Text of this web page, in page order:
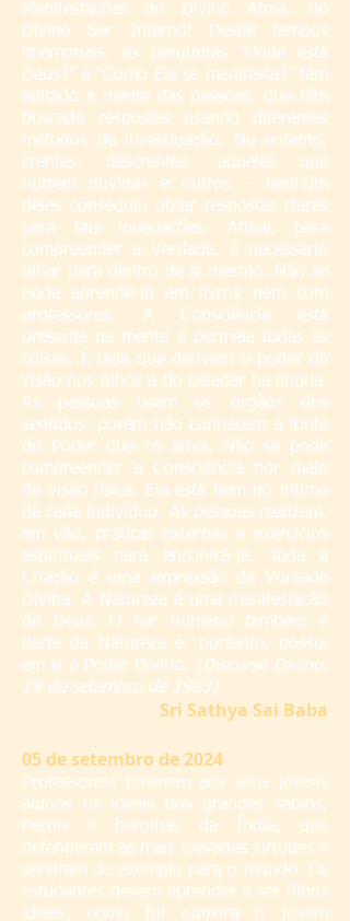
Manifestações do Divino Atma, do
Divino Ser Interno! Desde tempos
imemoriais, as perguntas “Onde está
Deus?” e “Como Ele se manifesta?” têm
agitado a mente das pessoas, que têm
buscado respostas usando diferentes
métodos de investigação. No entanto,
crentes, descrentes, aqueles que
nutrem dúvidas e outros – nenhum
deles conseguiu obter respostas claras
para tais indagações. Afinal, para
compreender a Verdade, é necessário
olhar para dentro de si mesmo. Não se
pode aprendê-la em livros nem com
professores. A Consciência está
presente na mente e permeia todas as
coisas. É dela que derivam o poder da
visão nos olhos e do paladar na língua.
As pessoas usam os órgãos dos
sentidos, porém não conhecem a fonte
do Poder que os ativa. Não se pode
compreender a Consciência por meio
da visão física. Ela está bem no íntimo
de cada indivíduo. As pessoas realizam,
em vão, práticas externas e exercícios
espirituais para encontrá-la. Toda a
Criação é uma expressão da Vontade
Divina. A Natureza é uma manifestação
de Deus. O ser humano também é
parte da Natureza e, portanto, possui
em si o Poder Divino.
(Discurso Divino,
19 de setembro de 1993)
Sri Sathya Sai Baba
05 de setembro de 2024
Professores! Ensinem aos seus jovens
alunos os ideais dos grandes sábios,
heróis e heroínas da Índia, que
defenderam as mais elevadas virtudes e
serviram de exemplo para o mundo. Os
estudantes devem aprender a ser filhos
ideais, como foi outrora o jovem